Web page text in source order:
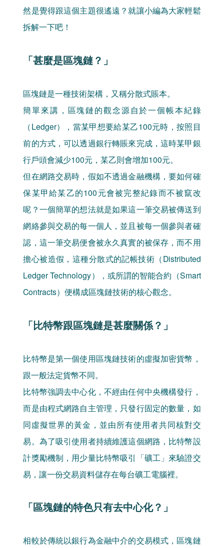
然是覺得跟這個主題很遙遠？就讓小編為大家輕鬆
拆解一下吧！
「甚麼是區塊鏈？」
區塊鏈是一種技術架構，又稱分散式賬本。
簡單來講，區塊鏈的觀念源自於一個帳本紀錄
（Ledger），當某甲想要給某乙100元時，按照目
前的方式，可以透過銀行轉賬來完成，這時某甲銀
行戶頭會減少100元，某乙則會增加100元。
但在網路交易時，假如不透過金融機構，要如何確
保某甲給某乙的100元會被完整紀錄而不被竄改
呢？一個簡單的想法就是如果這一筆交易被傳送到
網絡參與交易的每一個人，並且被每一個參與者確
認，這一筆交易便會被永久真實的被保存，而不用
擔心被造假，這種分散式的記帳技術（Distributed
Ledger Technology），或所謂的智能合約（Smart
Contracts）便構成區塊鏈技術的核心觀念。
「比特幣跟區塊鏈是甚麼關係？」
比特幣是第一個使用區塊鏈技術的虛擬加密貨幣，
跟一般法定貨幣不同。
比特幣強調去中心化，不經由任何中央機構發行，
而是由程式網路自主管理，只發行固定的數量，如
同虛擬世界的黃金，並由所有使用者共同核對交
易。為了吸引使用者持續維護這個網路，比特幣設
計獎勵機制，用少量比特幣吸引「礦工」來驗證交
易，讓一份交易資料儲存在每台礦工電腦裡。
「區塊鏈的特色只有去中心化？」
相較於傳統以銀行為金融中介的交易模式，區塊鏈